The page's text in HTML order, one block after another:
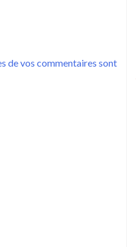
de vos commentaires sont